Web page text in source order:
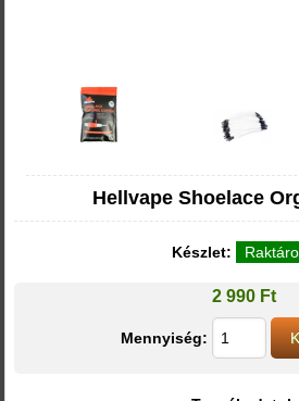
Hellvape Shoelace
Készlet:
2 990 Ft
Mennyiség: